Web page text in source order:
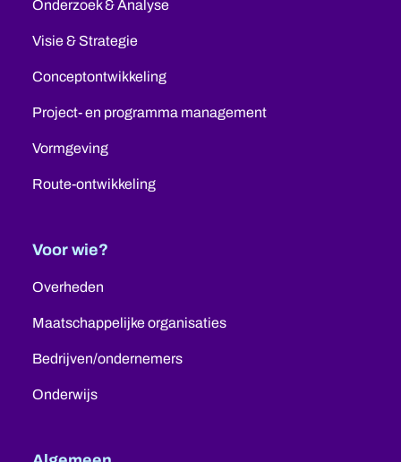
Onderzoek & Analyse
Visie & Strategie
Conceptontwikkeling
Project- en programma management
Vormgeving
Route-ontwikkeling
Voor wie?
Overheden
Maatschappelijke organisaties
Bedrijven/ondernemers
Onderwijs